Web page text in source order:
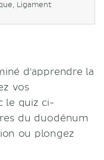
Ligament
d'apprendre la
vos
le quiz ci-
du duodénum
ou plongez